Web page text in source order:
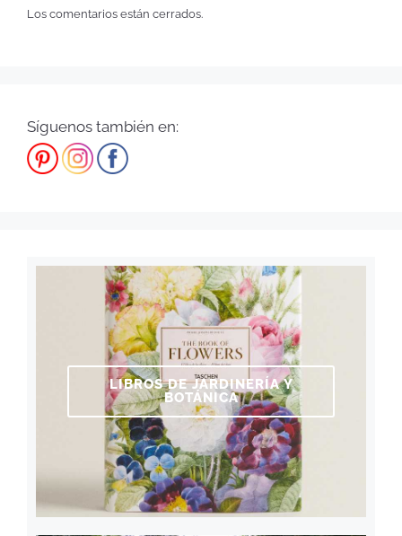
Los comentarios están cerrados.
Síguenos también en:
LIBROS DE JARDINERÍA Y
BOTÁNICA